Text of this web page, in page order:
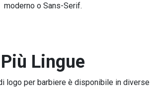
moderno o Sans-Serif.
Più Lingue
logo per barbiere è disponibile in diverse